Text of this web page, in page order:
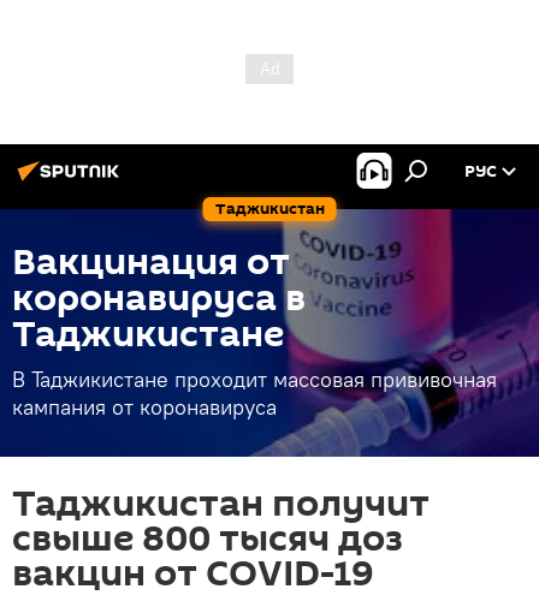
Таджикистан
РУС
Вакцинация от
коронавируса в
Таджикистане
В Таджикистане проходит массовая прививочная
кампания от коронавируса
Таджикистан получит
свыше 800 тысяч доз
вакцин от COVID-19